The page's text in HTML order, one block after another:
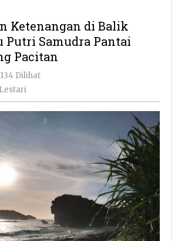
Batu
Karung
Pacitan
Ketenangan di Balik
Putri Samudra Pantai
Pacitan
134 Dilihat